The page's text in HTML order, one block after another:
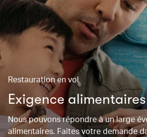
Restauration en vol
Exigence
Nous pouvons répondre à un large
alimentaires. Faites votre demande